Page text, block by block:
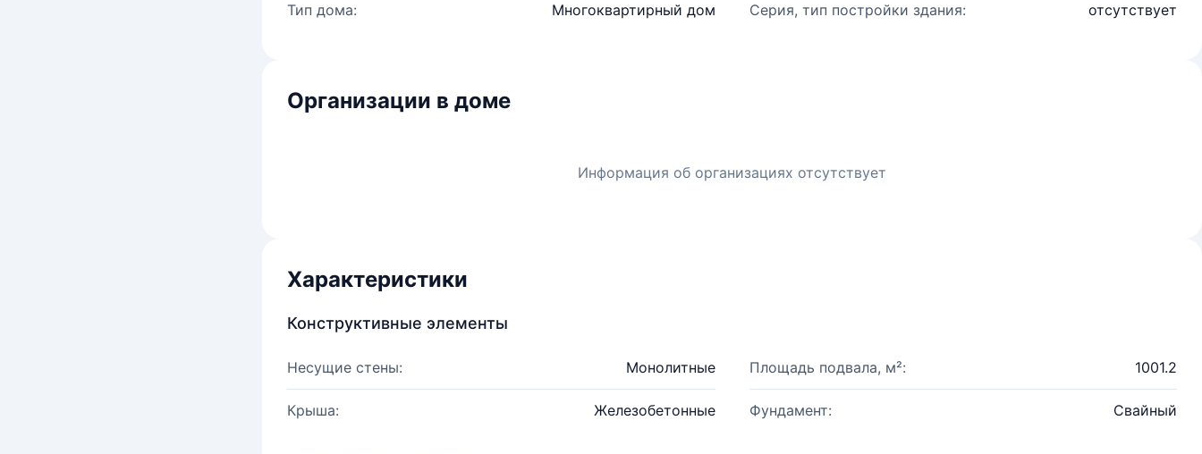
Тип дома: Многоквартирный дом Серия, тип постройки здания: отсутствует
Организации в доме
Информация об организациях отсутствует
Характеристики
Конструктивные элементы
Несущие стены: Монолитные Площадь подвала, м²: 1001.2
Крыша: Железобетонные Фундамент: Свайный